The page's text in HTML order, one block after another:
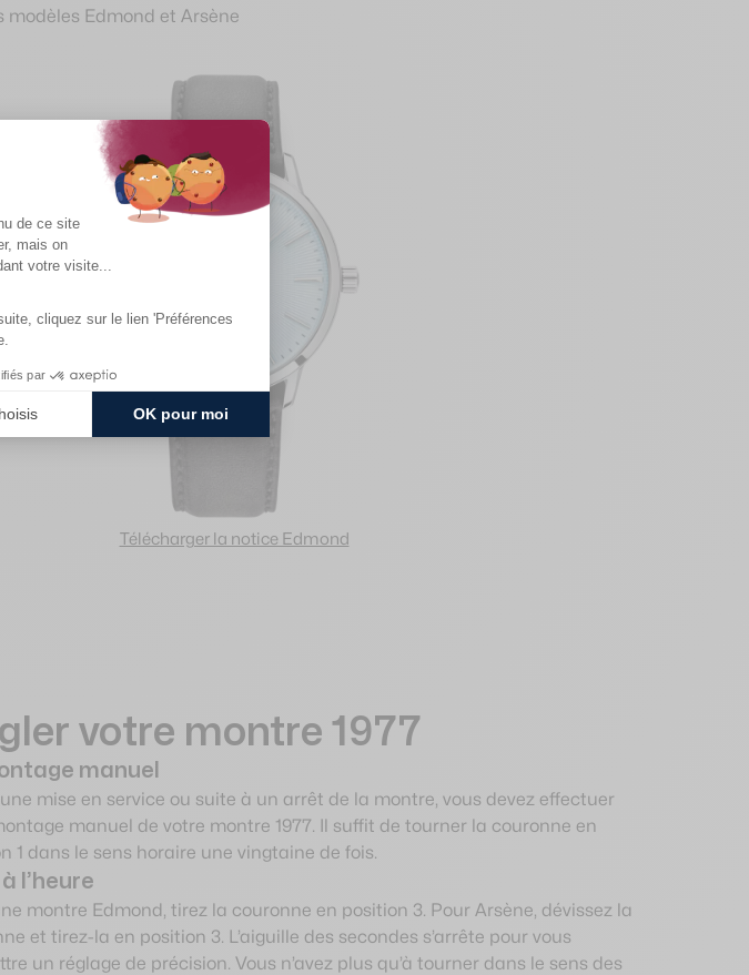
modèles Edmond et Arsène
Télécharger la notice Edmond
votre montre 1977
manuel
mise en service ou suite à un arrêt de la montre, vous devez effectuer
manuel de votre montre 1977. Il suffit de tourner la couronne en
1 dans le sens horaire une vingtaine de fois.
l’heure
montre Edmond, tirez la couronne en position 3. Pour Arsène, dévissez la
et tirez-la en position 3. L’aiguille des secondes s’arrête pour vous
un réglage de précision. Vous n’avez plus qu’à tourner dans le sens des